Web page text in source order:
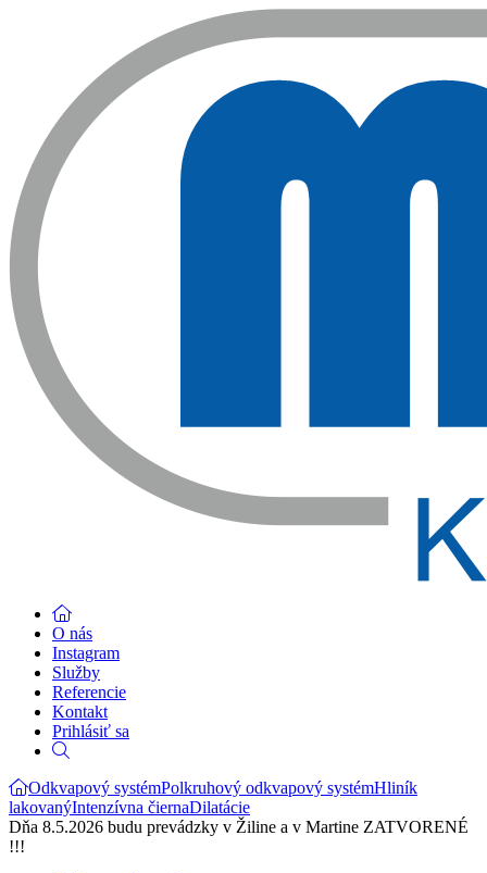
O nás
Instagram
Služby
Referencie
Kontakt
Prihlásiť sa
Odkvapový systémPolkruhový odkvapový systémHliník
lakovanýIntenzívna čiernaDilatácie
Dňa 8.5.2026 budu prevádzky v Žiline a v Martine ZATVORENÉ
!!!